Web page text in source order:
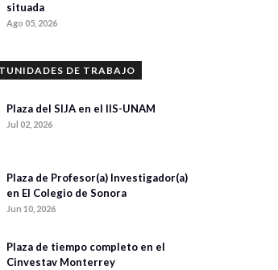
situada
Ago 05, 2026
DE TRABAJO
Plaza del SIJA en el IIS-UNAM
Jul 02, 2026
Plaza de Profesor(a) Investigador(a)
en El Colegio de Sonora
Jun 10, 2026
Plaza de tiempo completo en el
Cinvestav Monterrey